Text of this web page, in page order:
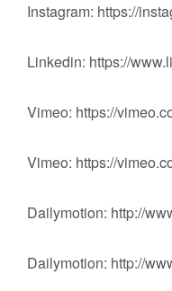
Instagram: https://
Linkedin: https://
Vimeo: https://
Vimeo: https://
Dailymotion: http://
Dailymotion: http://